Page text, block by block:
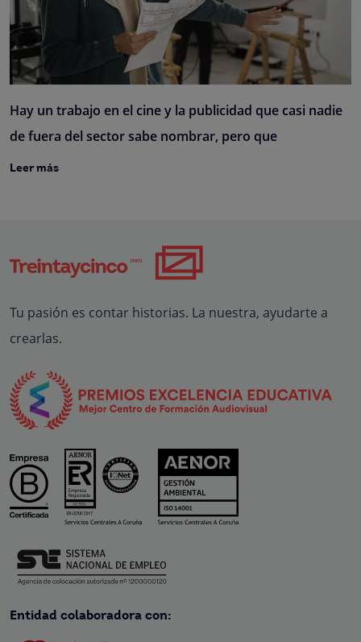
Hay un trabajo en el cine y la publicidad que casi nadie
de fuera del sector sabe nombrar, pero que
Leer más
Tu pasión es contar historias. La nuestra, ayudarte a
crearlas.
Entidad colaboradora con: